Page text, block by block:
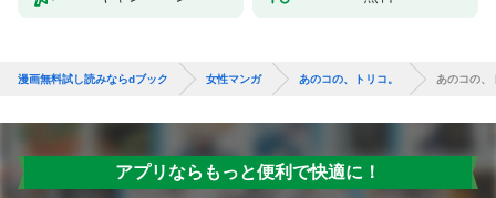
漫画無料試し読みならdブック 女性マンガ あのコの、トリコ。 あのコの、
アプリならもっと便利で快適に！